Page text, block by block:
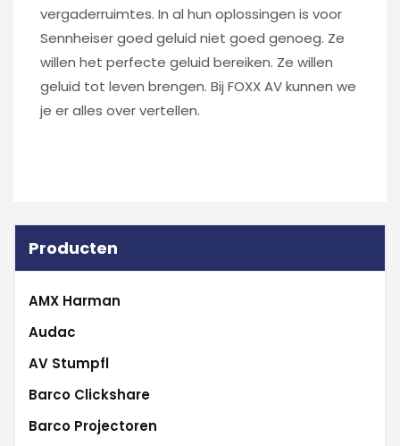
vergaderruimtes. In al hun oplossingen is voor
Sennheiser goed geluid niet goed genoeg. Ze
willen het perfecte geluid bereiken. Ze willen
geluid tot leven brengen. Bij FOXX AV kunnen we
je er alles over vertellen.
Producten
AMX Harman
Audac
AV Stumpfl
Barco Clickshare
Barco Projectoren